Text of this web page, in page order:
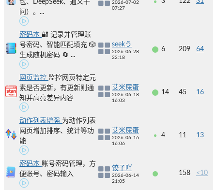
包、DeepSeek、通义千
问）。...
2026-07-02
07:27
密码本 🔐 记录并管理账
号密码、智能匹配填充 🎲
生成随机密码 🔄 ...
seekう
2026-06-28
22:18
6 209 64
网页监控 监控网页特定元
素是否更新，有更新则通
知并高亮差异内容
艾米屎蛋
2026-06-18
16:03
14 45 16
动作列表增强 为动作列表
网页增加排序、统计等功
能
艾米屎蛋
2026-06-16
16:06
4 11 13
密码本 账号密码管理，方
便账号、密码输入
饺子吖
2026-06-14
21:05
158 <10